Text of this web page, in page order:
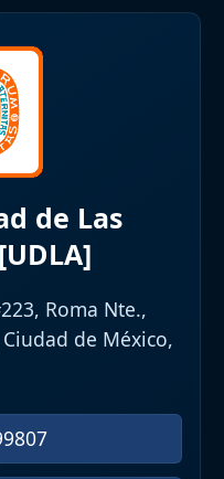
de Las
Roma Nte.,
de México,